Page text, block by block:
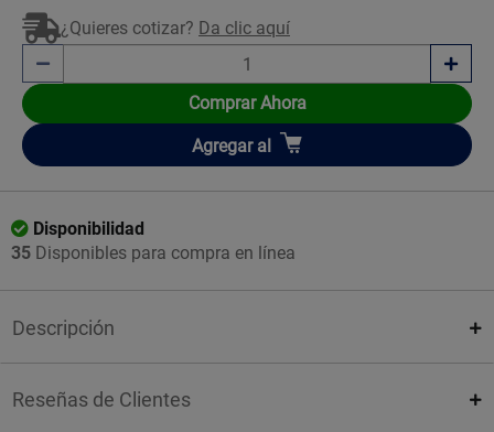
¿Quieres cotizar? Da clic aquí
Comprar Ahora
Añadir
Agregar al
Disponibilidad
35 Disponibles para compra en línea
Descripción
Reseñas de Clientes